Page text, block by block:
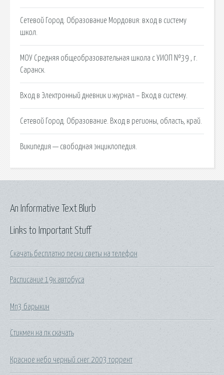
Сетевой Город. Образование Мордовия: вход в систему
школ.
МОУ Средняя общеобразовательная школа с УИОП №39 , г.
Саранск.
Вход в Электронный дневник и журнал – Вход в систему.
Сетевой Город. Образование. Вход в регионы, область, край.
Википедия — свободная энциклопедия.
Links to Important Stuff
Скачать бесплатно песни светы на телефон
Расписание 19к автобуса
Мп3 барыкин
Стикмен на пк скачать
Красное небо черный снег 2003 торрент
An Informative Text Blurb